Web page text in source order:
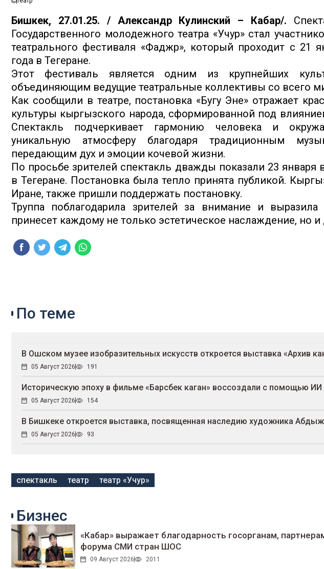
Бишкек, 27.01.25. / Александр Кулинский – Кабар/.
Государственного молодежного театра «Учур» стал
театрального фестиваля «Фаджр», который проходит с 21
года в Тегеране.
Этот фестиваль является одним из крупнейших
объединяющим ведущие театральные коллективы со всего
Как сообщили в театре, постановка «Бугу Эне» отражает
культуры кыргызского народа, сформированной под
Спектакль подчеркивает гармонию человека и
уникальную атмосферу благодаря традиционным
передающим дух и эмоции кочевой жизни.
По просьбе зрителей спектакль дважды показали 23 января
в Тегеране. Постановка была тепло принята публикой.
Иране, также пришли поддержать постановку.
Труппа поблагодарила зрителей за внимание и
принесет каждому не только эстетическое наслаждение, но
По теме
В Ошском музее изобразительных искусств откроется выставка «Архив
05 Август 2026 191
Историческую эпоху в фильме «Барсбек каган» воссоздали с помощью ИИ
05 Август 2026 154
В Бишкеке откроется выставка, посвященная наследию художника
05 Август 2026 93
спектакль театр театр «Учур»
Бизнес
«Кабар» выражает благодарность госорганам,
форума СМИ стран ШОС
09 Август 2026 2011